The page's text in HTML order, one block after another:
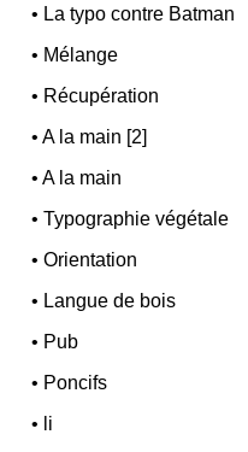
• La typo contre Batman
• Mélange
• Récupération
•A la main [2]
•A la main
•Typographie végétale
•Orientation
• Langue de bois
• Pub
• Poncifs
• li